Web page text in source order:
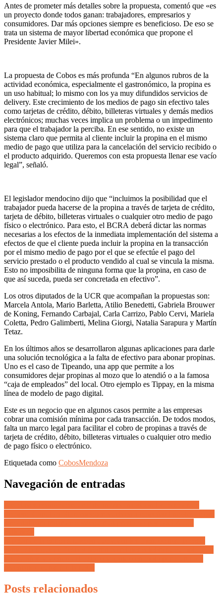
Antes de prometer más detalles sobre la propuesta, comentó que «es
un proyecto donde todos ganan: trabajadores, empresarios y
consumidores. Dar más opciones siempre es beneficioso. De eso se
trata un sistema de mayor libertad económica que propone el
Presidente Javier Milei».
La propuesta de Cobos es más profunda “En algunos rubros de la
actividad económica, especialmente el gastronómico, la propina es
un uso habitual; lo mismo con los ya muy difundidos servicios de
delivery. Este crecimiento de los medios de pago sin efectivo tales
como tarjetas de crédito, débito, billeteras virtuales y demás medios
electrónicos; muchas veces implica un problema o un impedimento
para que el trabajador la perciba. En ese sentido, no existe un
sistema claro que permita al cliente incluir la propina en el mismo
medio de pago que utiliza para la cancelación del servicio recibido o
el producto adquirido. Queremos con esta propuesta llenar ese vacío
legal”, señaló.
El legislador mendocino dijo que “incluimos la posibilidad que el
trabajador pueda hacerse de la propina a través de tarjeta de crédito,
tarjeta de débito, billeteras virtuales o cualquier otro medio de pago
físico o electrónico. Para esto, el BCRA deberá dictar las normas
necesarias a los efectos de la inmediata implementación del sistema a
efectos de que el cliente pueda incluir la propina en la transacción
por el mismo medio de pago por el que se efectúe el pago del
servicio prestado o el producto vendido al cual se vincula la misma.
Esto no imposibilita de ninguna forma que la propina, en caso de
que así suceda, pueda ser concretada en efectivo”.
Los otros diputados de la UCR que acompañan la propuestas son:
Marcela Antola, Mario Barletta, Atilio Benedetti, Gabriela Brouwer
de Koning, Fernando Carbajal, Carla Carrizo, Pablo Cervi, Mariela
Coletta, Pedro Galimberti, Melina Giorgi, Natalia Sarapura y Martín
Tetaz.
En los últimos años se desarrollaron algunas aplicaciones para darle
una solución tecnológica a la falta de efectivo para abonar propinas.
Uno es el caso de Tipeando, una app que permite a los
consumidores dejar propinas al mozo que lo atendió o a la famosa
“caja de empleados” del local. Otro ejemplo es Tippay, en la misma
línea de modelo de pago digital.
Este es un negocio que en algunos casos permite a las empresas
cobrar una comisión mínima por cada transacción. De todos modos,
falta un marco legal para facilitar el cobro de propinas a través de
tarjeta de crédito, débito, billeteras virtuales o cualquier otro medio
de pago físico o electrónico.
Etiquetada como CobosMendoza
Navegación de entradas
Posts relacionados